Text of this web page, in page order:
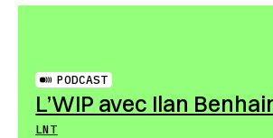
PODCAST
L’WIP avec Ilan
LNT